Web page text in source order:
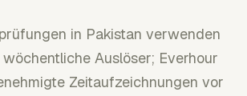
in Pakistan verwenden
Auslöser; Everhour
Zeitaufzeichnungen vor